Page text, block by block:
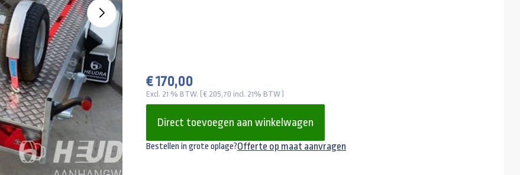
€ 170,00
Excl. 21 % BTW. ( € 205,70 incl. 21% BTW )
Direct toevoegen aan winkelwagen
Bestellen in grote oplage?Offerte op maat aanvragen